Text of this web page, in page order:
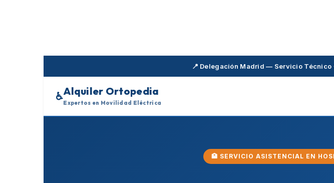
📍 Delegación Madrid — Servicio
♿Alquiler Ortopedia
Expertos en Movilidad Eléctrica
🏥 SERVICIO ASISTENCIAL EN